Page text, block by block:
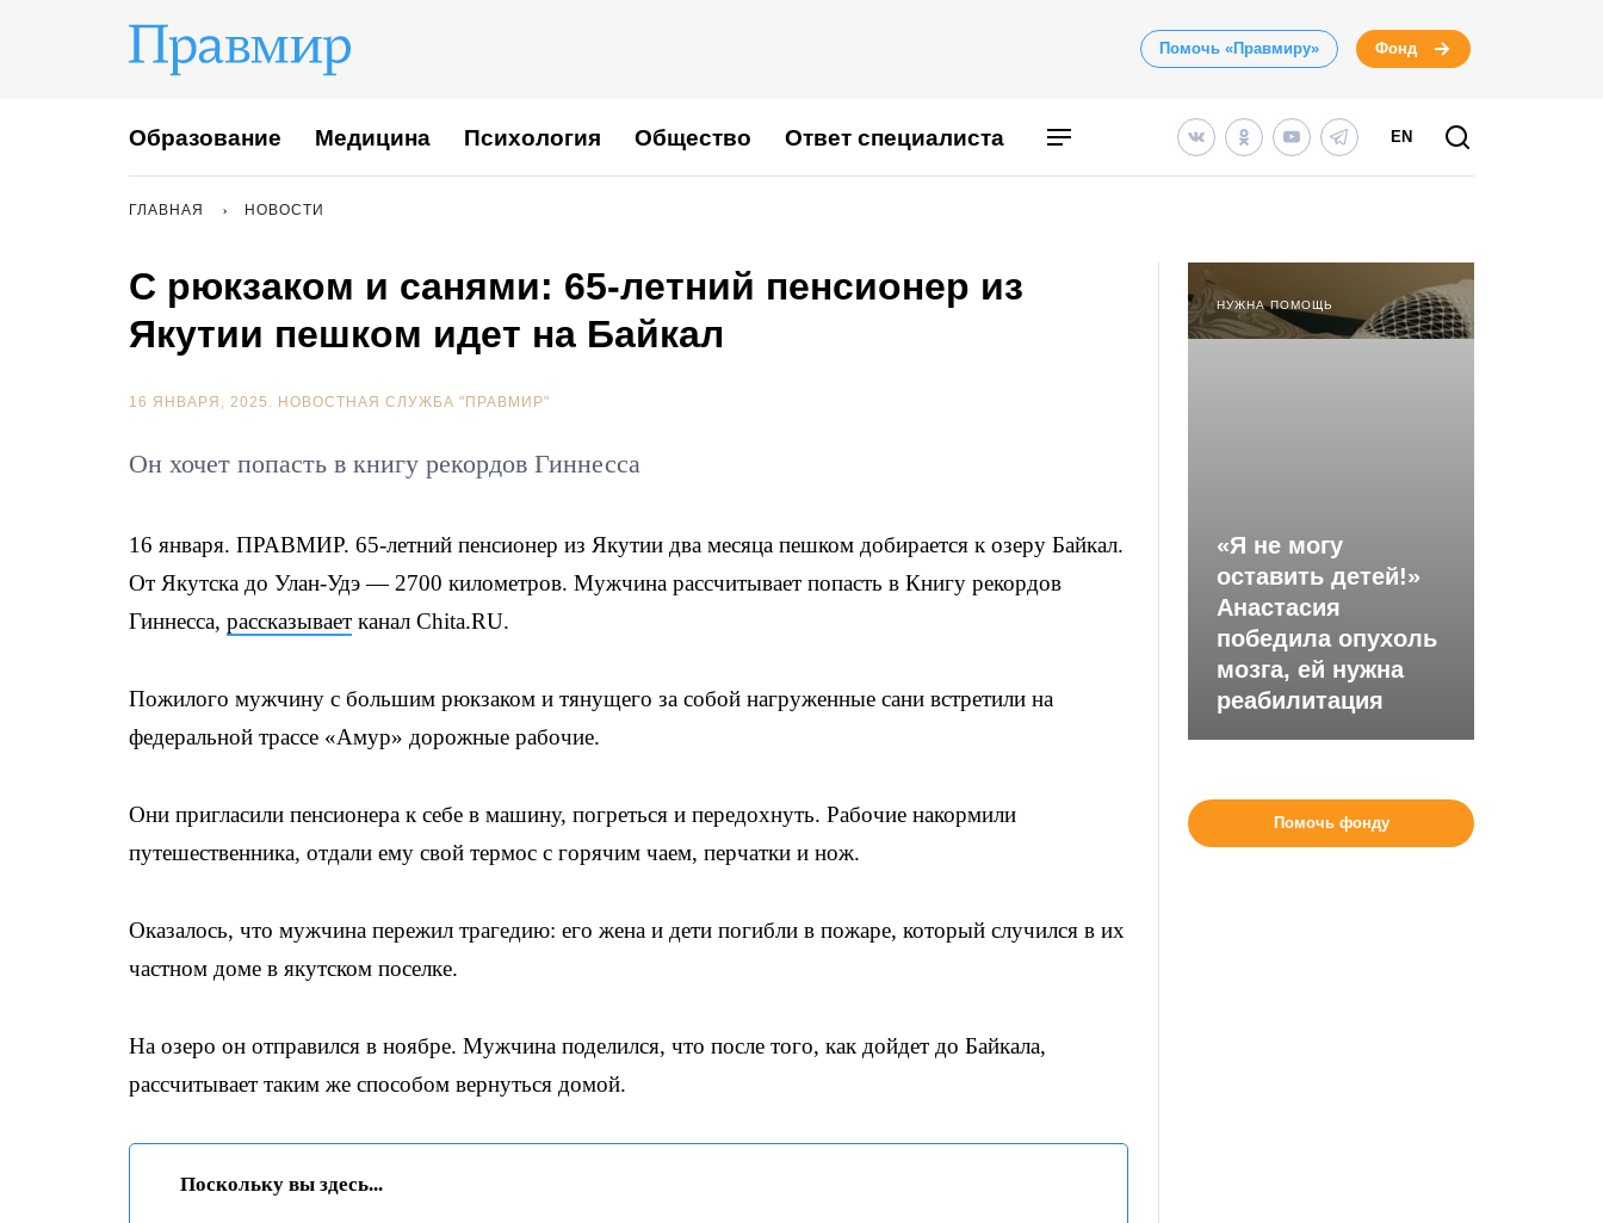
Помочь «Правмиру» Фонд
Образование Медицина Психология Общество Ответ специалиста EN
ГЛАВНАЯ НОВОСТИ
С рюкзаком и санями: 65-летний пенсионер из
Якутии пешком идет на Байкал
16 ЯНВАРЯ, 2025. НОВОСТНАЯ СЛУЖБА "ПРАВМИР"
Он хочет попасть в книгу рекордов Гиннесса
16 января. ПРАВМИР. 65-летний пенсионер из Якутии два месяца пешком добирается к озеру Байкал.
От Якутска до Улан-Удэ — 2700 километров. Мужчина рассчитывает попасть в Книгу рекордов
Гиннесса, рассказывает канал Chita.RU.
Пожилого мужчину с большим рюкзаком и тянущего за собой нагруженные сани встретили на
федеральной трассе «Амур» дорожные рабочие.
Они пригласили пенсионера к себе в машину, погреться и передохнуть. Рабочие накормили
путешественника, отдали ему свой термос с горячим чаем, перчатки и нож.
Оказалось, что мужчина пережил трагедию: его жена и дети погибли в пожаре, который случился в их
частном доме в якутском поселке.
На озеро он отправился в ноябре. Мужчина поделился, что после того, как дойдет до Байкала,
рассчитывает таким же способом вернуться домой.
Поскольку вы здесь...
НУЖНА ПОМОЩЬ
«Я не могу
оставить детей!»
Анастасия
победила опухоль
мозга, ей нужна
реабилитация
Помочь фонду